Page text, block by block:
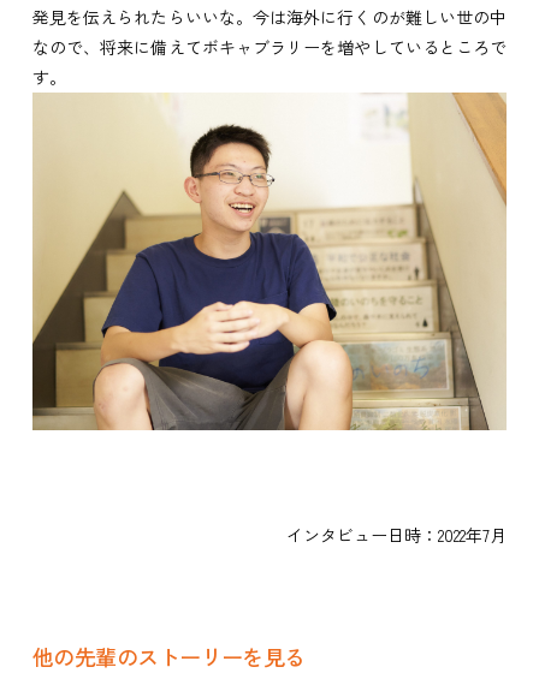
発見を伝えられたらいいな。今は海外に行くのが難しい世の中
なので、将来に備えてボキャブラリーを増やしているところで
す。
インタビュー日時：2022年7月
他の先輩のストーリーを見る